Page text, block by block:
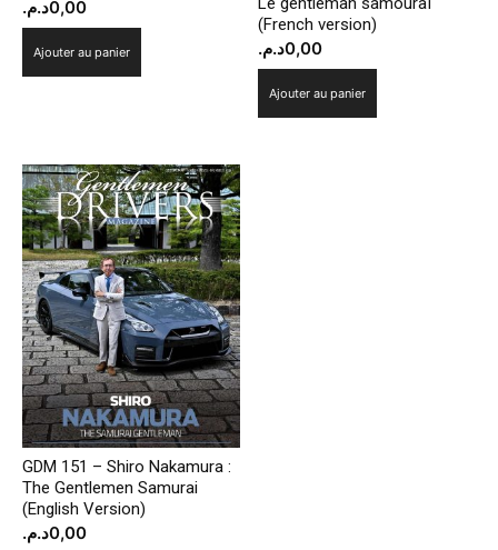
0,00د.م.
Ajouter au panier
(French version)
0,00د.م.
Ajouter au panier
GDM 151 – Shiro Nakamura :
The Gentlemen Samurai
(English Version)
0,00د.م.